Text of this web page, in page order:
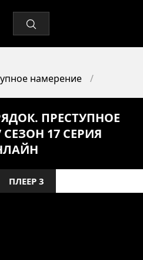
намерение
ПРЕСТУПНОЕ
17 СЕРИЯ
ПЛЕЕР 3